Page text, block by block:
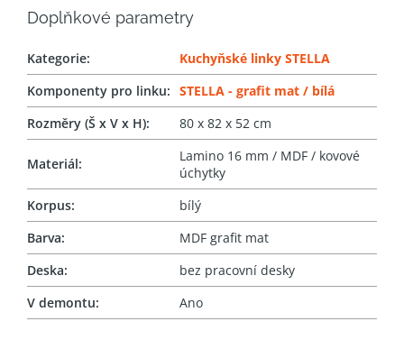
Doplňkové parametry
Kategorie:
Kuchyňské linky STELLA
Komponenty pro linku: STELLA - grafit mat / bílá
Rozměry (Š x V x H): 80 x 82 x 52 cm
Materiál:
Lamino 16 mm / MDF / kovové
úchytky
Korpus:
bílý
Barva:
MDF grafit mat
Deska:
bez pracovní desky
V demontu: Ano